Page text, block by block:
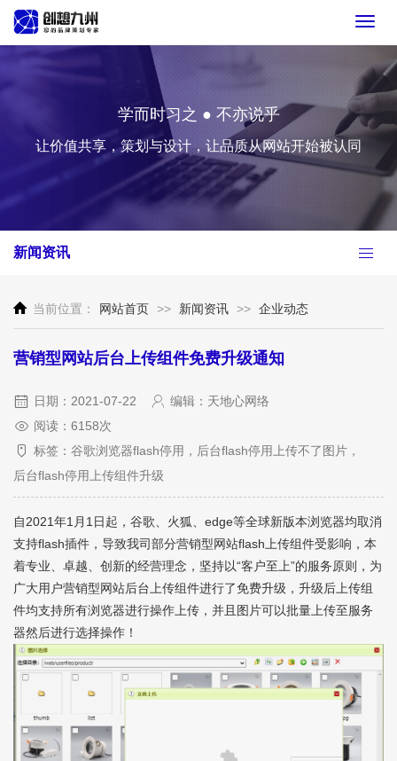
学而时习之 ● 不亦说乎
让价值共享，策划与设计，让品质从网站开始被认同
新闻资讯
当前位置： 网站首页 >> 新闻资讯 >> 企业动态
营销型网站后台上传组件免费升级通知
日期：2021-07-22
编辑：天地心网络
阅读：6158次
标签：谷歌浏览器flash停用，后台flash停用上传不了图片，
后台flash停用上传组件升级
自2021年1月1日起，谷歌、火狐、edge等全球新版本浏览器均取消
支持flash插件，导致我司部分营销型网站flash上传组件受影响，本
着专业、卓越、创新的经营理念，坚持以“客户至上”的服务原则，为
广大用户营销型网站后台上传组件进行了免费升级，升级后上传组
件均支持所有浏览器进行操作上传，并且图片可以批量上传至服务
器然后进行选择操作！